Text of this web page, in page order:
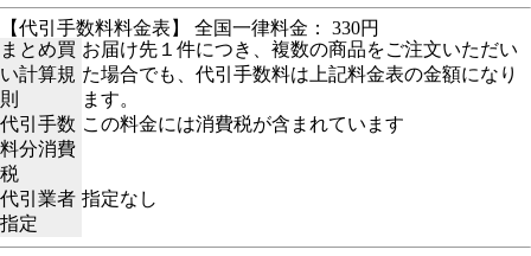
【代引手数料料金表】 全国一律料金： 330円
まとめ買
い計算規
則
お届け先１件につき、複数の商品をご注文いただい
た場合でも、代引手数料は上記料金表の金額になり
ます。
代引手数
料分消費
税
この料金には消費税が含まれています
代引業者
指定
指定なし